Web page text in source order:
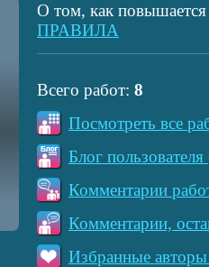
О том, как повышается
ПРАВИЛА
Всего работ: 8
Посмотреть все
Блог
Комментарии
Комментарии,
Избранные авторы